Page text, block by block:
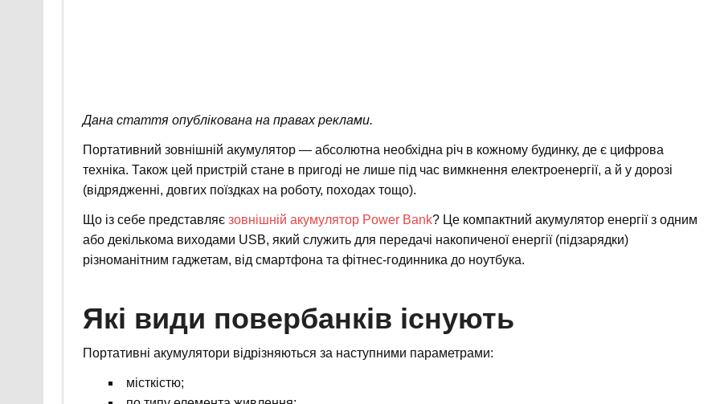
Дана стаття опублікована на правах реклами.
Портативний зовнішній акумулятор — абсолютна необхідна річ в кожному будинку, де є цифрова
техніка. Також цей пристрій стане в пригоді не лише під час вимкнення електроенергії, а й у дорозі
(відрядженні, довгих поїздках на роботу, походах тощо).
Що із себе представляє зовнішній акумулятор Power Bank? Це компактний акумулятор енергії з одним
або декількома виходами USB, який служить для передачі накопиченої енергії (підзарядки)
різноманітним гаджетам, від смартфона та фітнес-годинника до ноутбука.
Які види повербанків існують
Портативні акумулятори відрізняються за наступними параметрами:
місткістю;